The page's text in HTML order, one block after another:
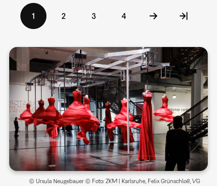
Aktuelle
Seite
1 Seite
2 Seite
3 Seite
4
© Ursula Neugebauer © Foto: ZKM | Karlsruhe, Felix Grünschloß, VG